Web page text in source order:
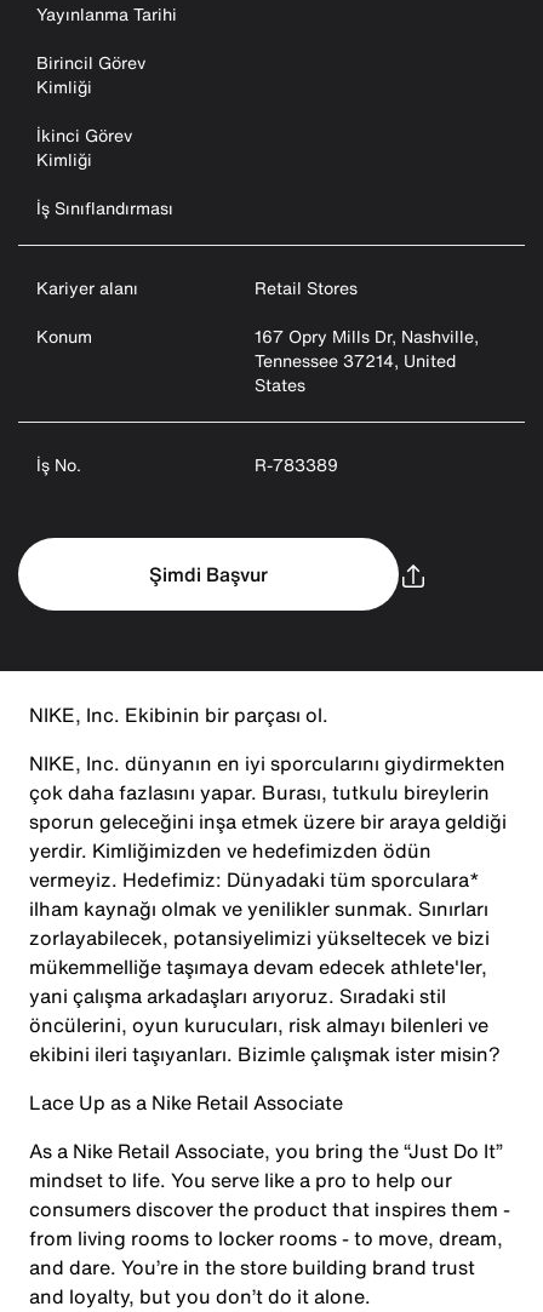
Yayınlanma Tarihi
Birincil Görev
Kimliği
İkinci Görev
Kimliği
İş Sınıflandırması
Kariyer alanı
Retail Stores
Konum
167 Opry Mills Dr, Nashville,
Tennessee 37214, United
States
İş No. R-783389
Şimdi Başvur
NIKE, Inc. Ekibinin bir parçası ol.
NIKE, Inc. dünyanın en iyi sporcularını giydirmekten
çok daha fazlasını yapar. Burası, tutkulu bireylerin
sporun geleceğini inşa etmek üzere bir araya geldiği
yerdir. Kimliğimizden ve hedefimizden ödün
vermeyiz. Hedefimiz: Dünyadaki tüm sporculara*
ilham kaynağı olmak ve yenilikler sunmak. Sınırları
zorlayabilecek, potansiyelimizi yükseltecek ve bizi
mükemmelliğe taşımaya devam edecek athlete'ler,
yani çalışma arkadaşları arıyoruz. Sıradaki stil
öncülerini, oyun kurucuları, risk almayı bilenleri ve
ekibini ileri taşıyanları. Bizimle çalışmak ister misin?
Lace Up as a Nike Retail Associate
As a Nike Retail Associate, you bring the “Just Do It”
mindset to life. You serve like a pro to help our
consumers discover the product that inspires them -
from living rooms to locker rooms - to move, dream,
and dare. You’re in the store building brand trust
and loyalty, but you don’t do it alone.